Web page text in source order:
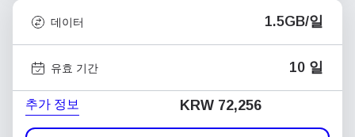
데이터 1.5GB/일
유효 기간 10 일
추가 정보 KRW 72,256